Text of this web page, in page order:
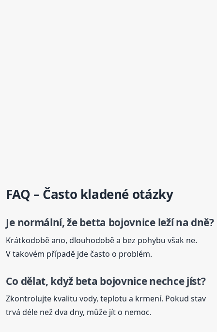
FAQ – Často kladené otázky
Je normální, že betta bojovniceleží na dně?
Krátkodobě ano, dlouhodobě a bez pohybu však ne.
V takovém případě jde často o problém.
Co dělat, když beta bojovnicenechce jíst?
Zkontrolujte kvalitu vody, teplotu a krmení. Pokud stav
trvá déle než dva dny, může jít o nemoc.